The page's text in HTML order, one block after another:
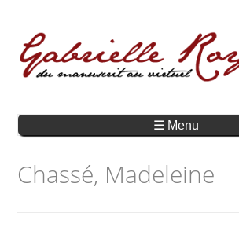
☰ Menu
Chassé, Madeleine